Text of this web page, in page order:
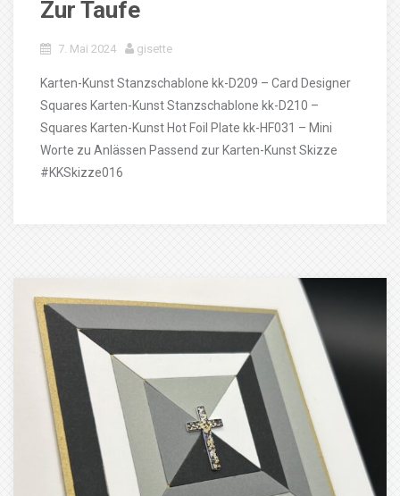
Zur Taufe
7. Mai 2024 gisette
Karten-Kunst Stanzschablone kk-D209 – Card Designer
Squares Karten-Kunst Stanzschablone kk-D210 –
Squares Karten-Kunst Hot Foil Plate kk-HF031 – Mini
Worte zu Anlässen Passend zur Karten-Kunst Skizze
#KKSkizze016